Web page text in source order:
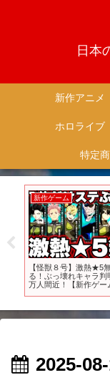
日本
新作アニメ
ホロライブ
新作ゲーム
【怪獣８号】激熱★5無料
る！ぶっ壊れキャラ判
万人間近！【新作ゲーム
2025-